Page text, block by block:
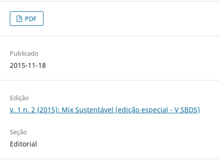
PDF
Publicado
2015-11-18
Edição
v. 1 n. 2 (2015): Mix Sustentável (edição especial - V SBDS)
Seção
Editorial